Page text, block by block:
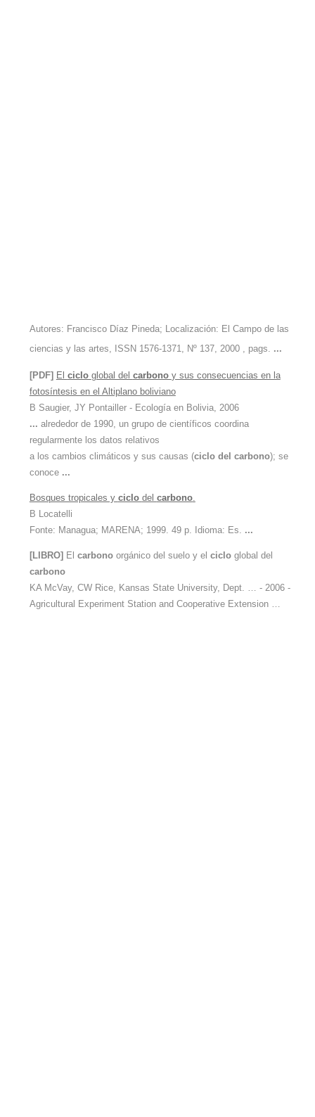
Autores: Francisco Díaz Pineda; Localización: El Campo de las
ciencias y las artes, ISSN 1576-1371, Nº 137, 2000 , pags. ...
[PDF] El ciclo global del carbono y sus consecuencias en la
fotosíntesis en el Altiplano boliviano
B Saugier, JY Pontailler - Ecología en Bolivia, 2006
... alrededor de 1990, un grupo de científicos coordina
regularmente los datos relativos
a los cambios climáticos y sus causas (ciclo del carbono); se
conoce ...
Bosques tropicales y ciclo del carbono.
B Locatelli
Fonte: Managua; MARENA; 1999. 49 p. Idioma: Es. ...
[LIBRO] El carbono orgánico del suelo y el ciclo global del
carbono
KA McVay, CW Rice, Kansas State University, Dept. … - 2006 -
Agricultural Experiment Station and Cooperative Extension …